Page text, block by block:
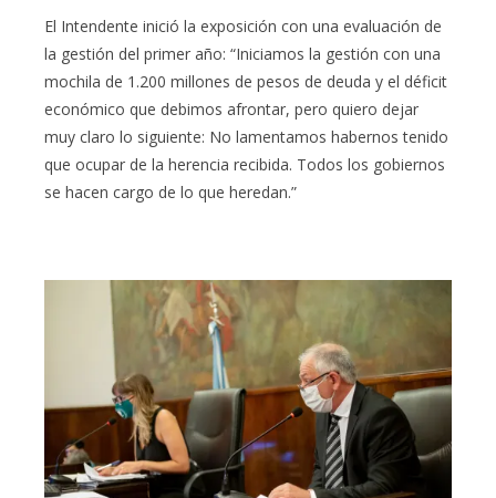
El Intendente inició la exposición con una evaluación de
la gestión del primer año: “Iniciamos la gestión con una
mochila de 1.200 millones de pesos de deuda y el déficit
económico que debimos afrontar, pero quiero dejar
muy claro lo siguiente: No lamentamos habernos tenido
que ocupar de la herencia recibida. Todos los gobiernos
se hacen cargo de lo que heredan.”